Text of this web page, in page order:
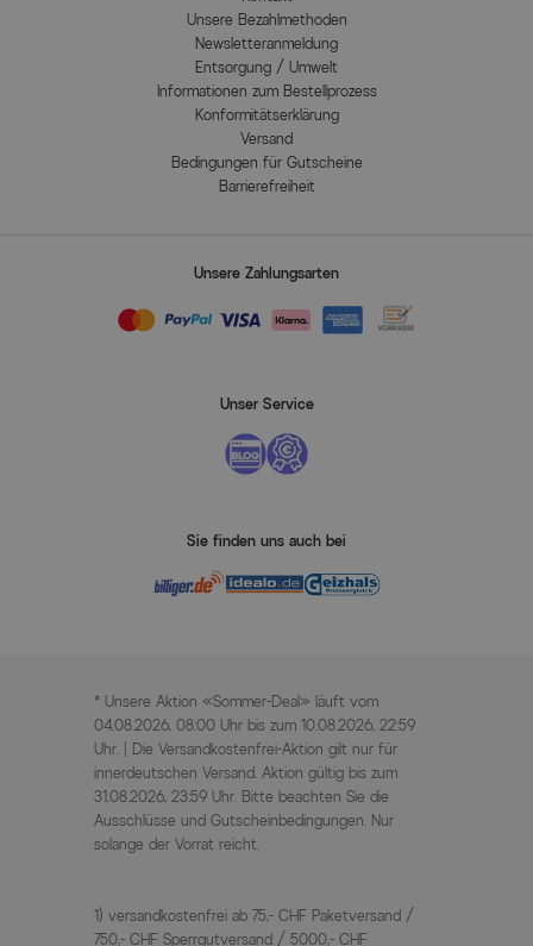
Unsere Bezahlmethoden
Newsletteranmeldung
Entsorgung / Umwelt
Informationen zum Bestellprozess
Konformitätserklärung
Versand
Bedingungen für Gutscheine
Barrierefreiheit
Unsere Zahlungsarten
Unser Service
Sie finden uns auch bei
* Unsere Aktion «Sommer-Deal» läuft vom
04.08.2026, 08:00 Uhr bis zum 10.08.2026, 22:59
Uhr. | Die Versandkostenfrei-Aktion gilt nur für
innerdeutschen Versand. Aktion gültig bis zum
31.08.2026, 23:59 Uhr. Bitte beachten Sie die
Ausschlüsse und Gutscheinbedingungen. Nur
solange der Vorrat reicht.
1) versandkostenfrei ab 75,- CHF Paketversand /
750,- CHF Sperrgutversand / 5000,- CHF